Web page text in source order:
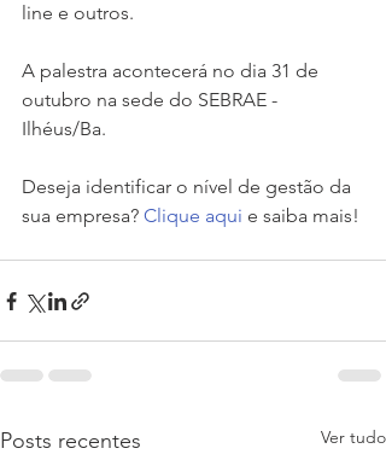
line e outros.
A palestra acontecerá no dia 31 de
outubro na sede do SEBRAE -
Ilhéus/Ba.
Deseja identificar o nível de gestão da
sua empresa? Clique aqui e saiba mais!
Posts recentes Ver tudo